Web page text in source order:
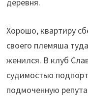
Хорошо, квартиру
своего племяша
женился. В клуб
судимостью
подмоченную